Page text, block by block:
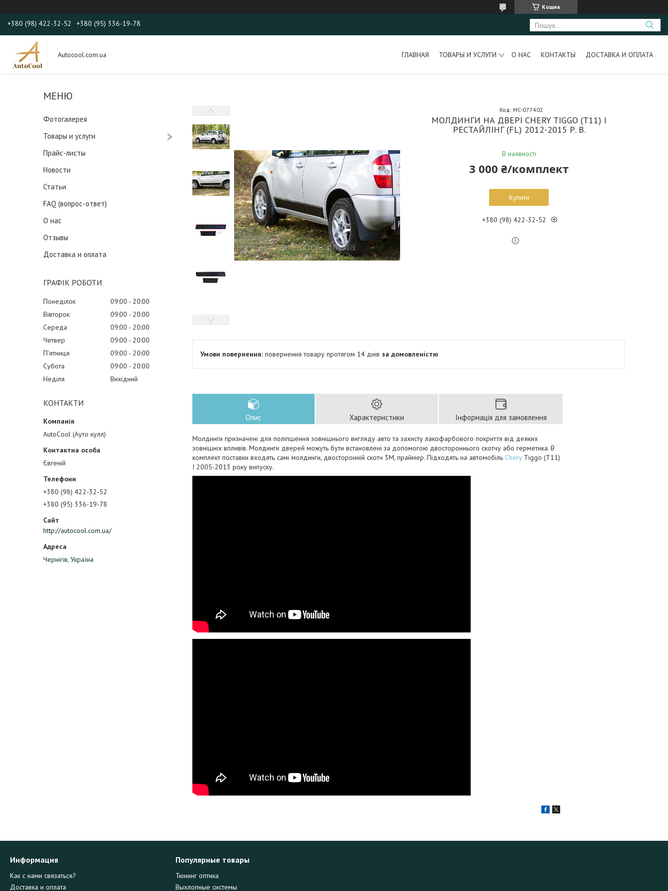
Кошик
+380 (98) 422-32-52 +380 (95) 336-19-78
Autocool.com.ua ГЛАВНАЯ ТОВАРЫ И УСЛУГИ О НАС КОНТАКТЫ ДОСТАВКА И ОПЛАТА
Фотогалерея
Товары и услуги
Прайс-листы
Новости
Статьи
FAQ (вопрос-ответ)
О нас
Отзывы
Доставка и оплата
ГРАФІК РОБОТИ
Понеділок 09:00
20:00
Вівторок
09:00
20:00
Середа
09:00
20:00
Четвер
09:00
20:00
Пʼятниця
09:00
20:00
Субота
09:00
20:00
Неділя
Вихідний
КОНТАКТИ
AutoCool (Ауто кулл)
Євгеній
+380 (98) 422-32-52
+380 (95) 336-19-78
http://autocool.com.ua/
Чернігів, Україна
МОЛДИНГИ НА ДВЕРІ CHERY TIGGO (Т11) I
РЕСТАЙЛІНГ (FL) 2012-2015 Р. В.
В наявності
Код: MC-077402
3 000 ₴/комплект
Купити
+380 (98) 422-32-52
повернення товару протягом 14 днів за домовленістю
Опис Характеристики Інформація для замовлення
Молдинги призначені для поліпшення зовнішнього вигляду авто та захисту лакофарбового покриття від деяких
зовнішніх впливів. Молдинги дверей можуть бути встановлені за допомогою двостороннього скотчу або герметика. В
комплект поставки входять самі молдинги, двосторонній скотч 3М, праймер. Підходять на автомобіль CheryTiggo (Т11)
I 2005-2013 року випуску.
Информация
Как с нами связаться?
Доставка и оплата
Популярные товары
Тюнинг оптика
Выхлопные системы